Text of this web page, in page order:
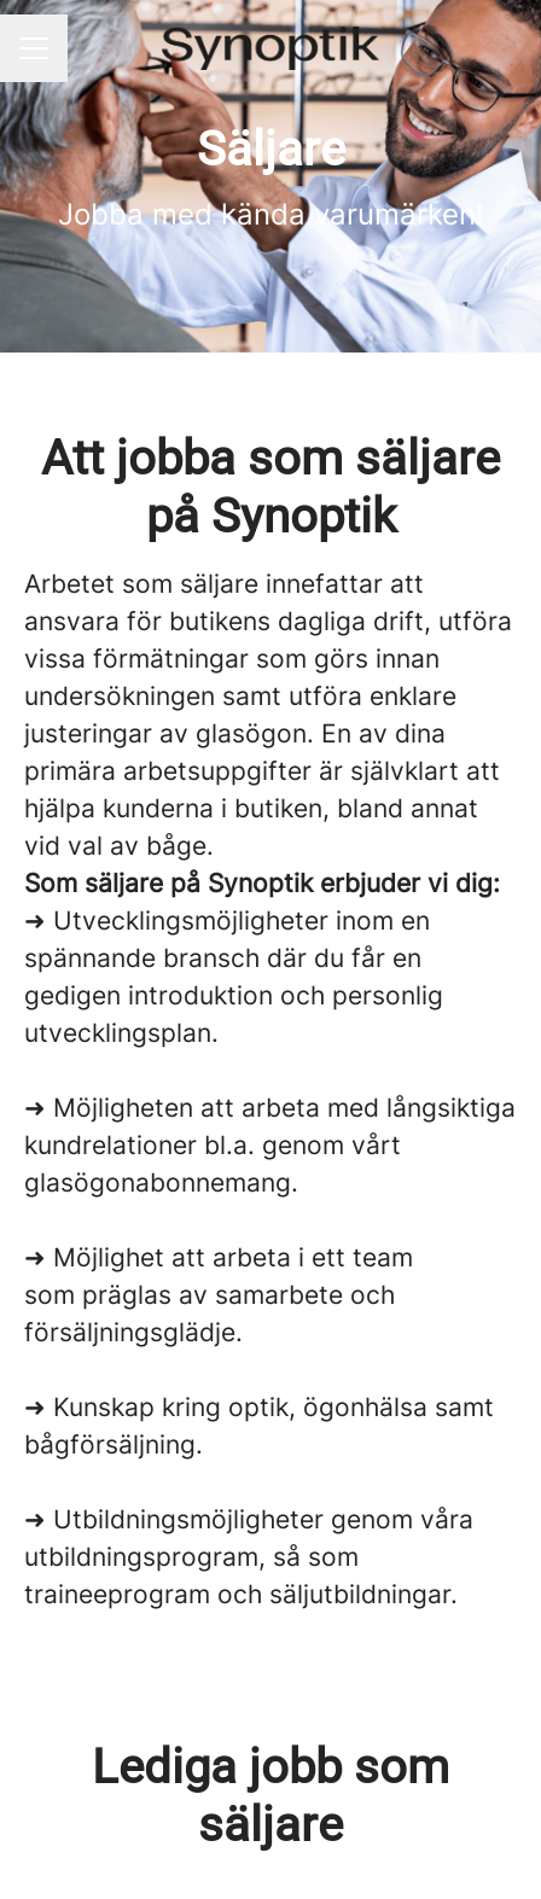
KARRIÄRMENY
Säljare
Jobba med kända varumärken!
Att jobba som säljare
på Synoptik
Arbetet som säljare innefattar att
ansvara för butikens dagliga drift, utföra
vissa förmätningar som görs innan
undersökningen samt utföra enklare
justeringar av glasögon. En av dina
primära arbetsuppgifter är självklart att
hjälpa kunderna i butiken, bland annat
vid val av båge.
Som säljare på Synoptik erbjuder vi dig:
➜ Utvecklingsmöjligheter inom en
spännande bransch där du får en
gedigen introduktion och personlig
utvecklingsplan.
➜ Möjligheten att arbeta med långsiktiga
kundrelationer bl.a. genom vårt
glasögonabonnemang.
➜ Möjlighet att arbeta i ett team
som präglas av samarbete och
försäljningsglädje.
➜ Kunskap kring optik, ögonhälsa samt
bågförsäljning.
➜ Utbildningsmöjligheter genom våra
utbildningsprogram, så som
traineeprogram och säljutbildningar.
Lediga jobb som
säljare